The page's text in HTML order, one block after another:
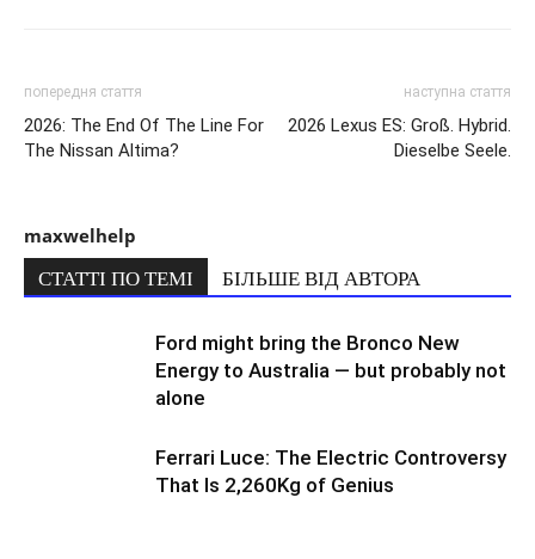
попередня стаття
2026: The End Of The Line For
The Nissan Altima?
наступна стаття
2026 Lexus ES: Groß. Hybrid.
Dieselbe Seele.
maxwelhelp
СТАТТІ ПО ТЕМІ БІЛЬШЕ ВІД АВТОРА
Ford might bring the Bronco New
Energy to Australia — but probably not
alone
Ferrari Luce: The Electric Controversy
That Is 2,260Kg of Genius